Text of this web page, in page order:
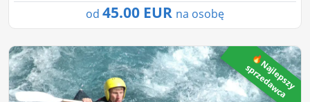
od 45.00 EUR na osobę
🔥
N
a
j
l
e
p
s
z
y
s
p
r
z
e
d
a
w
c
a